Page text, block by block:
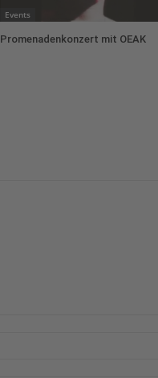
Events
Promenadenkonzert mit OEAK